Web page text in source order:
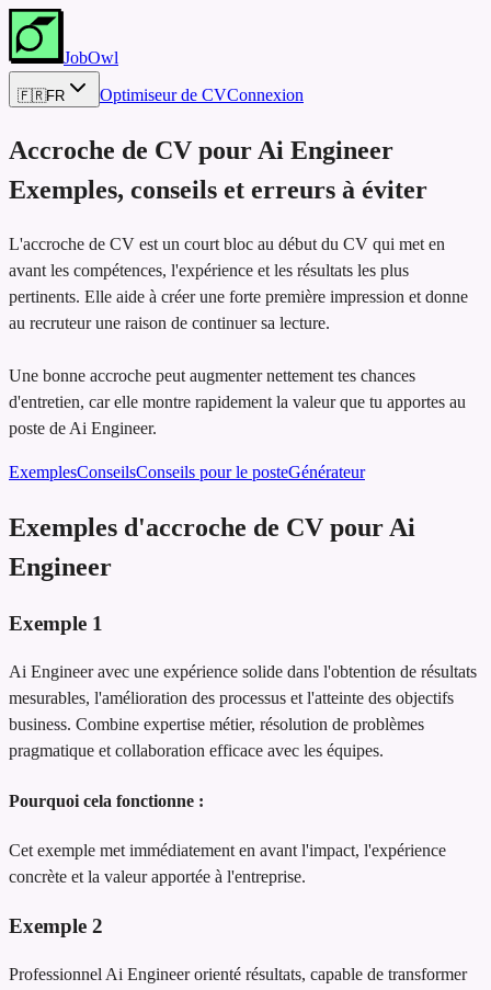
JobOwl
🇫🇷FR Optimiseur de CVConnexion
Accroche de CV pour Ai Engineer
Exemples, conseils et erreurs à éviter
L'accroche de CV est un court bloc au début du CV qui met en
avant les compétences, l'expérience et les résultats les plus
pertinents. Elle aide à créer une forte première impression et donne
au recruteur une raison de continuer sa lecture.
Une bonne accroche peut augmenter nettement tes chances
d'entretien, car elle montre rapidement la valeur que tu apportes au
poste de Ai Engineer.
ExemplesConseilsConseils pour le posteGénérateur
Exemples d'accroche de CV pour Ai
Engineer
Exemple 1
Ai Engineer avec une expérience solide dans l'obtention de résultats
mesurables, l'amélioration des processus et l'atteinte des objectifs
business. Combine expertise métier, résolution de problèmes
pragmatique et collaboration efficace avec les équipes.
Pourquoi cela fonctionne :
Cet exemple met immédiatement en avant l'impact, l'expérience
concrète et la valeur apportée à l'entreprise.
Exemple 2
Professionnel Ai Engineer orienté résultats, capable de transformer